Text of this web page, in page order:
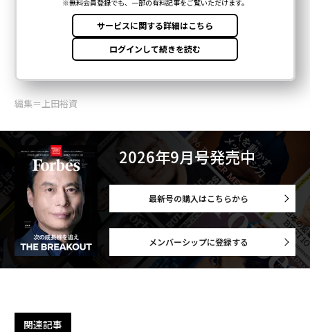
編集＝上田裕資
2026年9月号発売中
最新号の購入はこちらから
メンバーシップに登録する
関連記事